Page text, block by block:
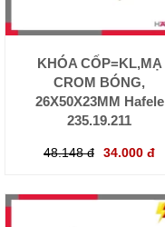
KHÓA CỐP=KL,MẠ
CROM BÓNG,
26X50X23MM Hafele
235.19.211
48.148 đ 34.000 đ